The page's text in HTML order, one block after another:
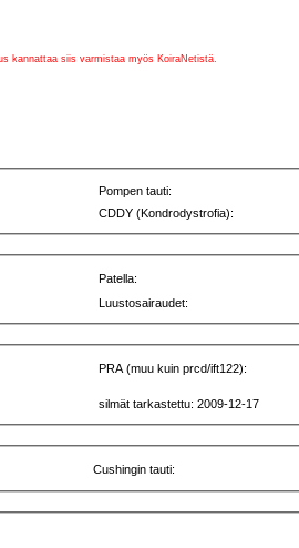
kannattaa siis varmistaa myös KoiraNetistä.
Pompen tauti:
CDDY (Kondrodystrofia):
Patella:
Luustosairaudet:
PRA (muu kuin prcd/ift122):
silmät tarkastettu: 2009-12-17
Cushingin tauti: